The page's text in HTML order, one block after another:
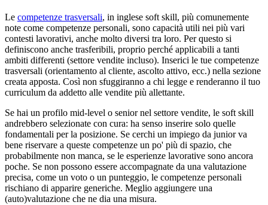
Le competenze trasversali, in inglese soft skill, più comunemente
note come competenze personali, sono capacità utili nei più vari
contesti lavorativi, anche molto diversi tra loro. Per questo si
definiscono anche trasferibili, proprio perché applicabili a tanti
ambiti differenti (settore vendite incluso). Inserici le tue competenze
trasversali (orientamento al cliente, ascolto attivo, ecc.) nella sezione
creata apposta. Così non sfuggiranno a chi legge e renderanno il tuo
curriculum da addetto alle vendite più allettante.
Se hai un profilo mid-level o senior nel settore vendite, le soft skill
andrebbero selezionate con cura: ha senso inserire solo quelle
fondamentali per la posizione. Se cerchi un impiego da junior va
bene riservare a queste competenze un po' più di spazio, che
probabilmente non manca, se le esperienze lavorative sono ancora
poche. Se non possono essere accompagnate da una valutazione
precisa, come un voto o un punteggio, le competenze personali
rischiano di apparire generiche. Meglio aggiungere una
(auto)valutazione che ne dia una misura.